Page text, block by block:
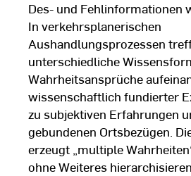
Des- und Fehlinformationen
In verkehrsplanerischen
Aushandlungsprozessen
unterschiedliche
Wahrheitsansprüche
wissenschaftlich fundierter
zu subjektiven Erfahrungen
gebundenen Ortsbezügen.
erzeugt „multiple
ohne Weiteres